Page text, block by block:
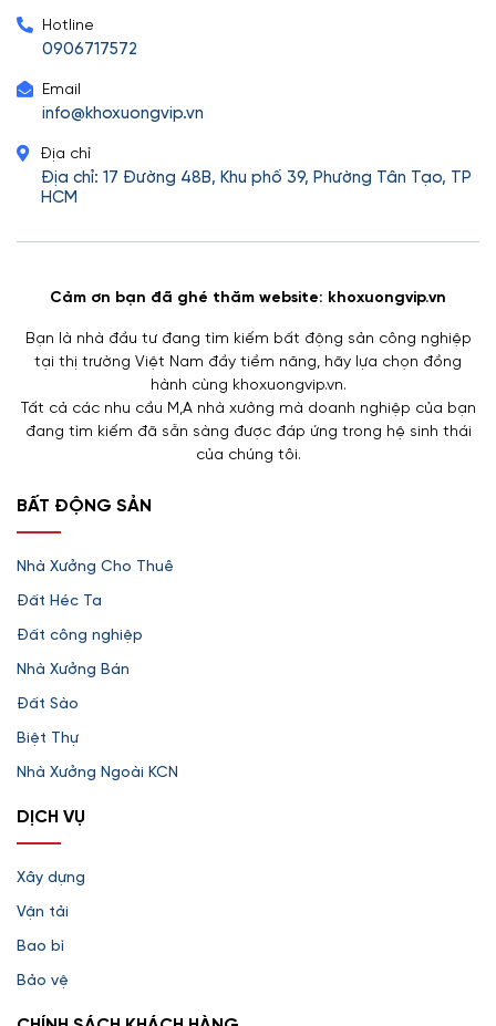
Hotline
0906717572
Email
info@khoxuongvip.vn
Địa chỉ
Địa chỉ: 17 Đường 48B, Khu phố 39, Phường Tân Tạo, TP
HCM
Cảm ơn bạn đã ghé thăm website: khoxuongvip.vn
Bạn là nhà đầu tư đang tìm kiếm bất động sản công nghiệp
tại thị trường Việt Nam đầy tiềm năng, hãy lựa chọn đồng
hành cùng khoxuongvip.vn.
Tất cả các nhu cầu M,A nhà xưởng mà doanh nghiệp của bạn
đang tìm kiếm đã sẵn sàng được đáp ứng trong hệ sinh thái
của chúng tôi.
BẤT ĐỘNG SẢN
Nhà Xưởng Cho Thuê
Đất Héc Ta
Đất công nghiệp
Nhà Xưởng Bán
Đất Sào
Biệt Thự
Nhà Xưởng Ngoài KCN
DỊCH VỤ
Xây dựng
Vận tải
Bao bì
Bảo vệ